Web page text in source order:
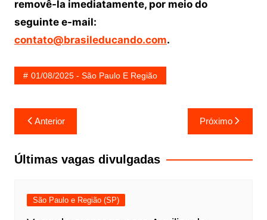
removê-la imediatamente, por meio do
seguinte e-mail:
contato@brasileducando.com.
01/08/2025 - São Paulo E Região
Navegação
de
Post
Anterior Próximo
Últimas vagas divulgadas
São Paulo e Região (SP)